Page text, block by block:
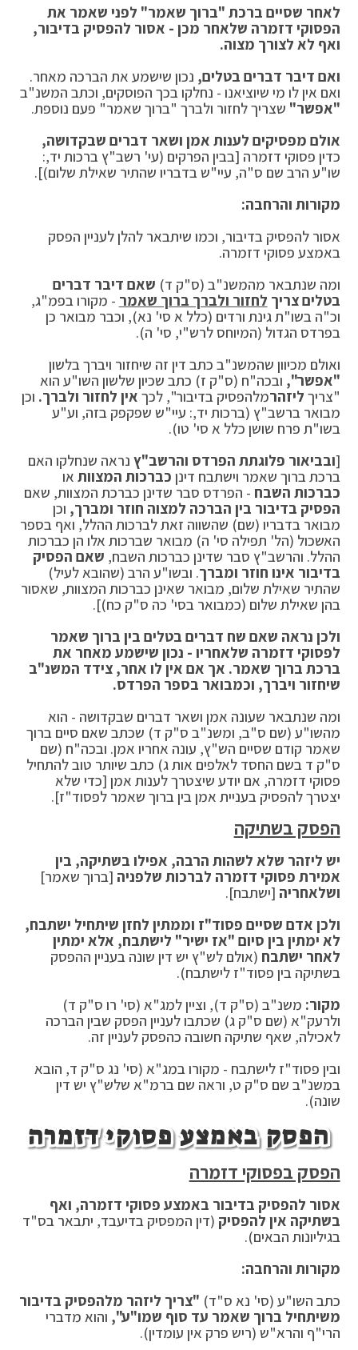
לאחר שסיים ברכת "ברוך שאמר" לפני שאמר את
הפסוקי דזמרה שלאחר מכן - אסור להפסיק בדיבור,
ואף לא לצורך מצוה.
ואם דיבר דברים בטלים, נכון שישמע את הברכה מאחר.
ואם אין לו מי שיוציאנו - נחלקו בכך הפוסקים, וכתב המשנ"ב
"אפשר" שצריך לחזור ולברך "ברוך שאמר" פעם נוספת.
אולם מפסיקים לענות אמן ושאר דברים שבקדושה,
כדין פסוקי דזמרה [בבין הפרקים (עי' רשב"ץ ברכות יד,:
שו"ע הרב שם ס"ה, עיי"ש בדבריו שהתיר שאילת שלום)].
מקורות והרחבה:
אסור להפסיק בדיבור, וכמו שיתבאר להלן לעניין הפסק
באמצע פסוקי דזמרה.
ומה שנתבאר מהמשנ"ב (ס"ק ד) שאם דיבר דברים
בטלים צריך לחזור ולברך ברוך שאמר - מקורו בפמ"ג,
וכ"ה בשו"ת גינת ורדים (כלל א סי' נא), וכבר מבואר כן
בפרדס הגדול (המיוחס לרש"י, סי' ה).
ואולם מכיוון שהמשנ"ב כתב דין זה שיחזור ויברך בלשון
"אפשר", ובכה"ח (ס"ק ז) כתב שכיון שלשון השו"ע הוא
"צריך ליזהרמלהפסיק בדיבור", לכך אין לחזור ולברך. וכן
מבואר ברשב"ץ (ברכות יד,: עיי"ש שפקפק בזה, וע"ע
בשו"ת פרח שושן כלל א סי' טו).
[ובביאור פלוגתת הפרדס והרשב"ץ נראה שנחלקו האם
ברכת ברוך שאמר וישתבח דינן כברכות המצוות או
כברכות השבח - הפרדס סבר שדינן כברכת המצוות, שאם
הפסיק בדיבור בין הברכה למצוה חוזר ומברך, וכן
מבואר בדבריו (שם) שהשווה זאת לברכות ההלל, ואף בספר
האשכול (הל' תפילה סי' ה) מבואר שברכות אלו הן כברכות
ההלל. והרשב"ץ סבר שדינן כברכות השבח, שאם הפסיק
בדיבור אינו חוזר ומברך. ובשו"ע הרב (שהובא לעיל)
שהתיר שאילת שלום, מבואר שאינן כברכות המצוות, שאסור
בהן שאילת שלום (כמבואר בסי' כה ס"ק כח)].
ולכן נראה שאם שח דברים בטלים בין ברוך שאמר
לפסוקי דזמרה שלאחריו - נכון שישמע מאחר את
ברכת ברוך שאמר. אך אם אין לו אחר, צידד המשנ"ב
שיחזור ויברך, וכמבואר בספר הפרדס.
ומה שנתבאר שעונה אמן ושאר דברים שבקדושה - הוא
מהשו"ע (שם ס"ב, ומשנ"ב ס"ק ד) שכתב שאם סיים ברוך
שאמר קודם שסיים הש"ץ, עונה אחריו אמן. ובכה"ח (שם
ס"ק ד בשם החסד לאלפים אות ג) כתב שיותר טוב להתחיל
פסוקי דזמרה, אם יודע שיצטרך לענות אמן [כדי שלא
יצטרך להפסיק בעניית אמן בין ברוך שאמר לפסוד"ז].
הפסק בשתיקה
יש ליזהר שלא לשהות הרבה, אפילו בשתיקה, בין
אמירת פסוקי דזמרה לברכות שלפניה [ברוך שאמר]
ושלאחריה [ישתבח].
ולכן אדם שסיים פסוד"ז וממתין לחזן שיתחיל ישתבח,
לא ימתין בין סיום "אז ישיר" לישתבח, אלא ימתין
לאחר ישתבח (אולם לש"ץ יש דין שונה בעניין ההפסק
בשתיקה בין פסוד"ז לישתבח).
מקור: משנ"ב (ס"ק ד), וציין למג"א (סי' רו ס"ק ד)
ולרעק"א (שם ס"ק ג) שכתבו לעניין הפסק שבין הברכה
לאכילה, שאף שתיקה חשובה כהפסק לעניין זה.
ובין פסוד"ז לישתבח - מקורו במג"א (סי' נג ס"ק ד, הובא
במשנ"ב שם ס"ק ט, וראה שם ברמ"א שלש"ץ יש דין
שונה).
הפסק באמצע פסוקי דזמרה
הפסק בפסוקי דזמרה
אסור להפסיק בדיבור באמצע פסוקי דזמרה, ואף
בשתיקה אין להפסיק (דין המפסיק בדיעבד, יתבאר בס"ד
בגיליונות הבאים).
מקורות והרחבה:
כתב השו"ע (סי' נא ס"ד) "צריך ליזהר מלהפסיק בדיבור
משיתחיל ברוך שאמר עד סוף שמו"ע", והוא מדברי
הרי"ף והרא"ש (ריש פרק אין עומדין).